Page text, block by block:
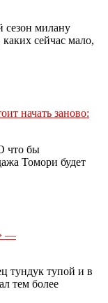
сезон милану
сейчас мало,
начать заново:
что бы
Томори будет
—
тундук тупой и в
тем более